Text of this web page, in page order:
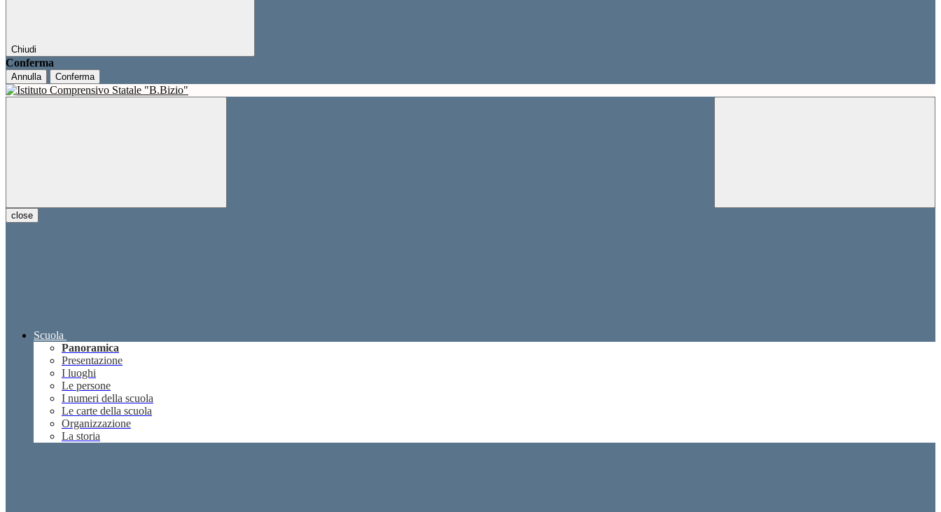
Chiudi
Conferma
Annulla Conferma
close
Scuola
Panoramica
Presentazione
I luoghi
Le persone
I numeri della scuola
Le carte della scuola
Organizzazione
La storia